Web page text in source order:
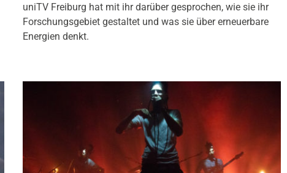
uniTV Freiburg hat mit ihr darüber gesprochen, wie sie ihr
Forschungsgebiet gestaltet und was sie über erneuerbare
Energien denkt.